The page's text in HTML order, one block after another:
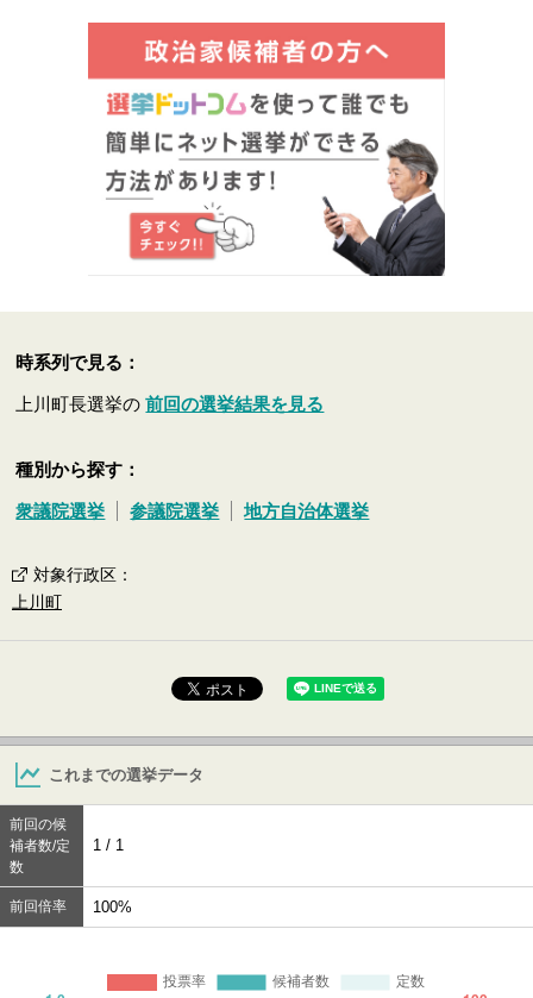
時系列で見る：
上川町長選挙の前回の選挙結果を見る
種別から探す：
衆議院選挙 参議院選挙 地方自治体選挙
対象行政区 ：
上川町
これまでの選挙データ
前回の候
補者数/定
数
1 / 1
前回倍率 100%